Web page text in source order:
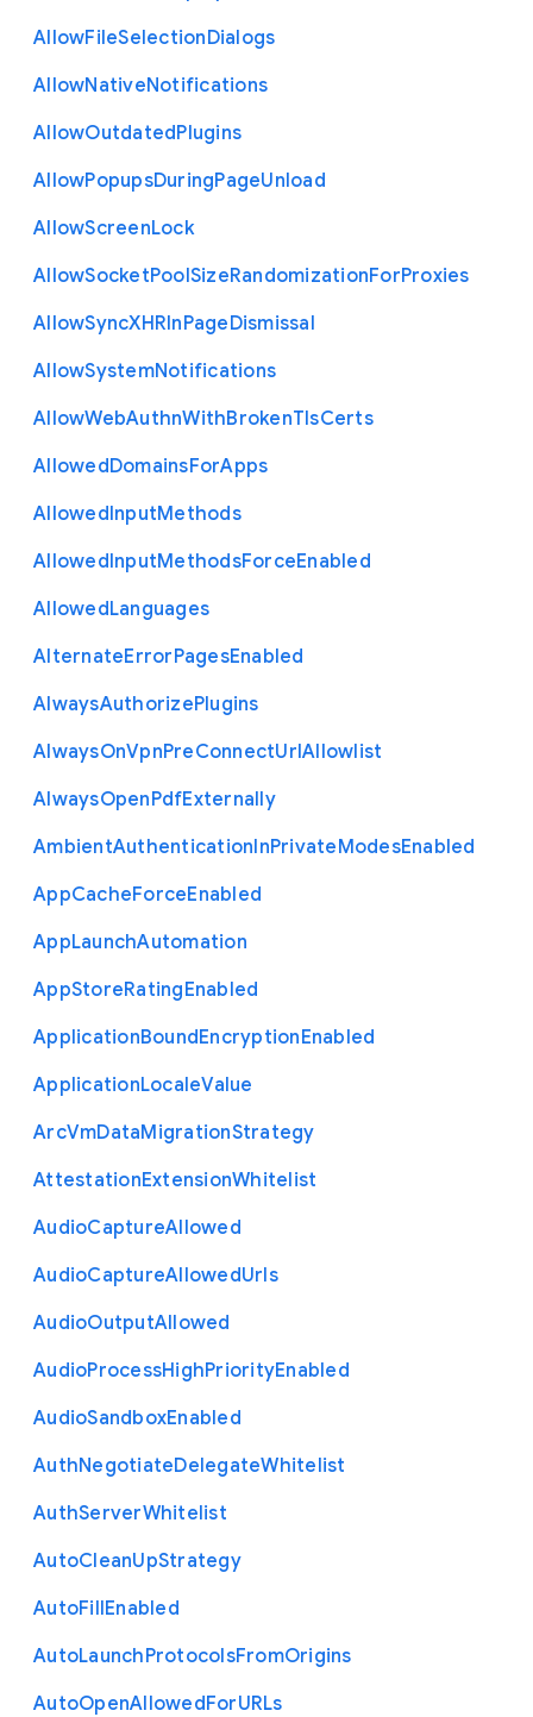
AllowFileSelectionDialogs
AllowNativeNotifications
AllowOutdatedPlugins
AllowPopupsDuringPageUnload
AllowScreenLock
AllowSocketPoolSizeRandomizationForProxies
AllowSyncXHRInPageDismissal
AllowSystemNotifications
AllowWebAuthnWithBrokenTlsCerts
AllowedDomainsForApps
AllowedInputMethods
AllowedInputMethodsForceEnabled
AllowedLanguages
AlternateErrorPagesEnabled
AlwaysAuthorizePlugins
AlwaysOnVpnPreConnectUrlAllowlist
AlwaysOpenPdfExternally
AmbientAuthenticationInPrivateModesEnabled
AppCacheForceEnabled
AppLaunchAutomation
AppStoreRatingEnabled
ApplicationBoundEncryptionEnabled
ApplicationLocaleValue
ArcVmDataMigrationStrategy
AttestationExtensionWhitelist
AudioCaptureAllowed
AudioCaptureAllowedUrls
AudioOutputAllowed
AudioProcessHighPriorityEnabled
AudioSandboxEnabled
AuthNegotiateDelegateWhitelist
AuthServerWhitelist
AutoCleanUpStrategy
AutoFillEnabled
AutoLaunchProtocolsFromOrigins
AutoOpenAllowedForURLs